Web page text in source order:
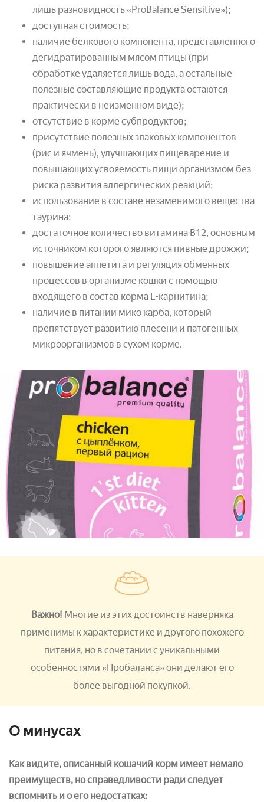
лишь разновидность «ProBalance Sensitive»);
доступная стоимость;
наличие белкового компонента, представленного
дегидратированным мясом птицы (при
обработке удаляется лишь вода, а остальные
полезные составляющие продукта остаются
практически в неизменном виде);
отсутствие в корме субпродуктов;
присутствие полезных злаковых компонентов
(рис и ячмень), улучшающих пищеварение и
повышающих усвояемость пищи организмом без
риска развития аллергических реакций;
использование в составе незаменимого вещества
таурина;
достаточное количество витамина В12, основным
источником которого являются пивные дрожжи;
повышение аппетита и регуляция обменных
процессов в организме кошки с помощью
входящего в состав корма L-карнитина;
наличие в питании мико карба, который
препятствует развитию плесени и патогенных
микроорганизмов в сухом корме.
Важно! Многие из этих достоинств наверняка
применимы к характеристике и другого похожего
питания, но в сочетании с уникальными
особенностями «Пробаланса» они делают его
более выгодной покупкой.
О минусах
Как видите, описанный кошачий корм имеет немало
преимуществ, но справедливости ради следует
вспомнить и о его недостатках: